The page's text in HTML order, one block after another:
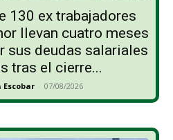
130 ex trabajadores
llevan cuatro meses
sus deudas salariales
tras el cierre...
- 07/08/2026